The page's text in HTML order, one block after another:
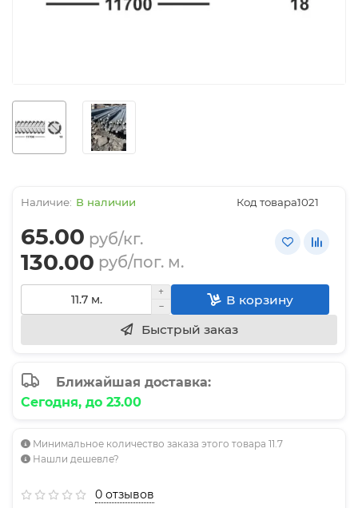
В наличии Код товара:1021
65.00 руб/кг.
130.00 руб/пог. м.
В корзину
Быстрый заказ
Ближайшая доставка:
Сегодня, до 23.00
Минимальное количество заказа этого товара 11.7
Нашли дешевле?
0 отзывов